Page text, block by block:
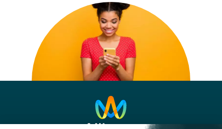
Image
bot
Image